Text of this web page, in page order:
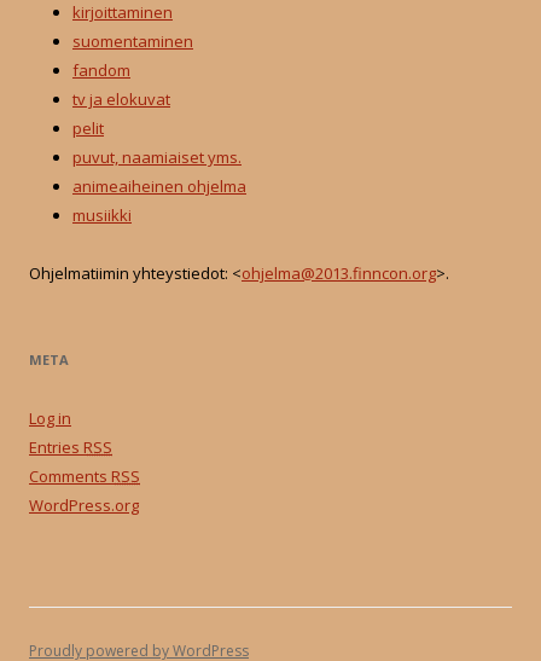
kirjoittaminen
suomentaminen
fandom
tv ja elokuvat
pelit
puvut, naamiaiset yms.
animeaiheinen ohjelma
musiikki
Ohjelmatiimin yhteystiedot: <ohjelma@2013.finncon.org>.
META
Log in
Entries RSS
Comments RSS
WordPress.org
Proudly powered by WordPress